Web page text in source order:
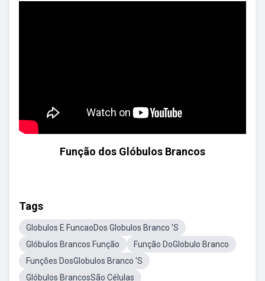
Função dos Glóbulos Brancos
Tags
Globulos E FuncaoDos Globulos Branco 'S
Glóbulos Brancos Função
Função DoGlobulo Branco
Funções DosGlobulos Branco 'S
Glóbulos BrancosSão Células